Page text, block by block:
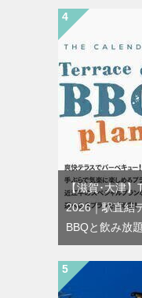
【滋賀･大津】
2026｜駅直結
BBQと飲み放